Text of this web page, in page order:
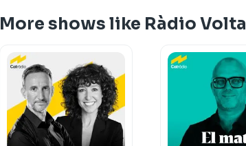
More shows like Ràdio Volta